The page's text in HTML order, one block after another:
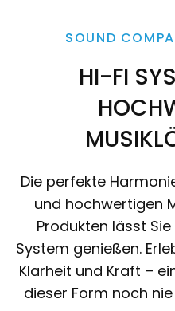
SOUND
HI-FI
Die perfekte
und hochwertigen
Produkten lässt
System genießen.
Klarheit und Kraft –
dieser Form noch